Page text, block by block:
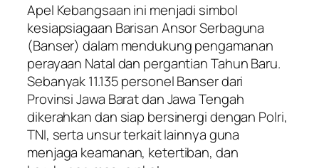
Apel Kebangsaan ini menjadi simbol
kesiapsiagaan Barisan Ansor Serbaguna
(Banser) dalam mendukung pengamanan
perayaan Natal dan pergantian Tahun Baru.
Sebanyak 11.135 personel Banser dari
Provinsi Jawa Barat dan Jawa Tengah
dikerahkan dan siap bersinergi dengan Polri,
TNI, serta unsur terkait lainnya guna
menjaga keamanan, ketertiban, dan